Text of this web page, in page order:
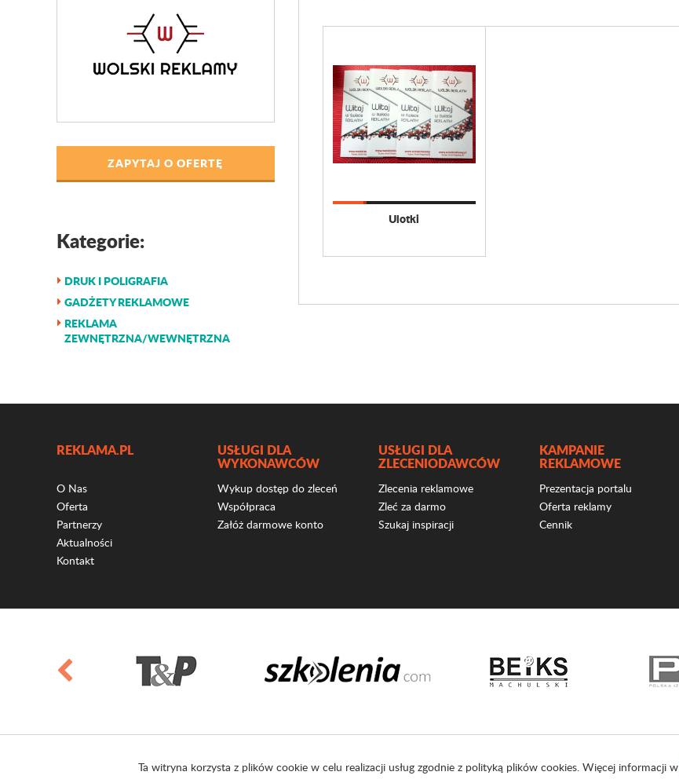
ZAPYTAJ O OFERTĘ
Kategorie:
DRUK I POLIGRAFIA
GADŻETY REKLAMOWE
REKLAMA
ZEWNĘTRZNA/WEWNĘTRZNA
Ulotki
REKLAMA.PL
O Nas
Oferta
Partnerzy
Aktualności
Kontakt
USŁUGI DLA
WYKONAWCÓW
Wykup dostęp do zleceń
Współpraca
Załóż darmowe konto
USŁUGI DLA
ZLECENIODAWCÓW
Zlecenia reklamowe
Zleć za darmo
Szukaj inspiracji
KAMPANIE
REKLAMOWE
Prezentacja portalu
Oferta reklamy
Cennik
Ta witryna korzysta z plików cookie w celu realizacji usług zgodnie z polityką plików cookies. Więcej informacji w